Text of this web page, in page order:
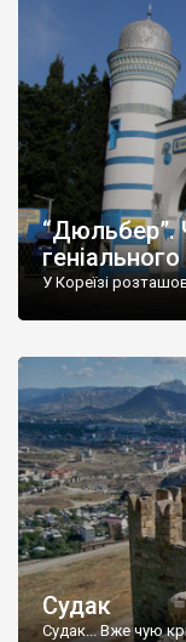
“Дюльбер”.
У Кореїзі
Судак
Судак... Вже чую